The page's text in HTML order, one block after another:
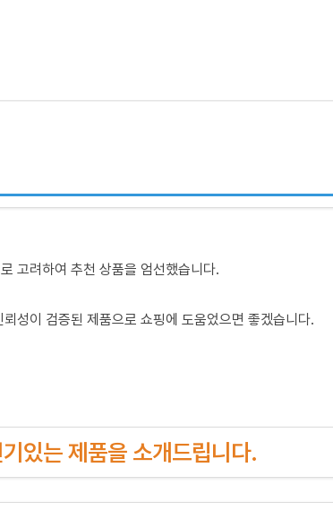
고려하여 추천 상품을 엄선했습니다.
성이 검증된 제품으로 쇼핑에 도움었으면 좋겠습니다.
있는 제품을 소개드립니다.